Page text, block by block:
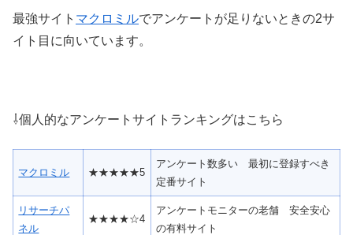
最強サイト マクロミルでアンケートが足りないときの2サ
イト目に向いています。
⇩個人的なアンケートサイトランキングはこちら
マクロミル ★★★★★5
アンケート数多い 最初に登録すべき
定番サイト
リサーチパ
ネル
★★★★☆4
アンケートモニターの老舗 安全安心
の有料サイト